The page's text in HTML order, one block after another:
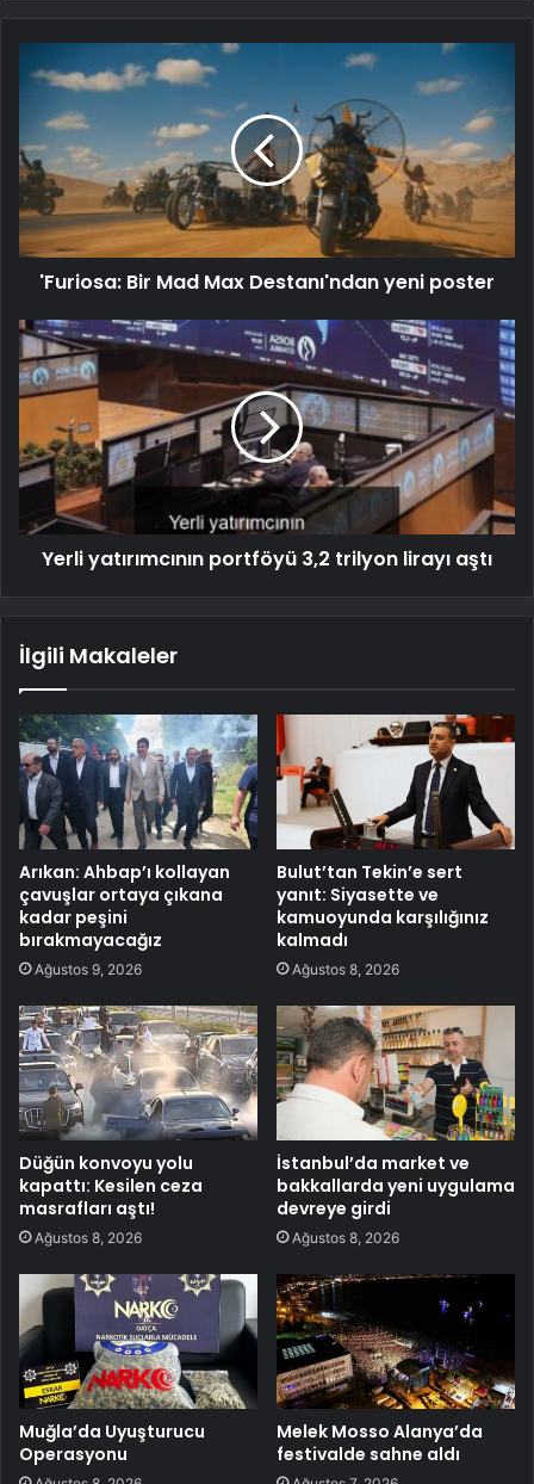
'Furiosa: Bir Mad Max Destanı'ndan yeni poster
Yerli yatırımcının portföyü 3,2 trilyon lirayı aştı
İlgili Makaleler
Arıkan: Ahbap’ı kollayan
çavuşlar ortaya çıkana
kadar peşini
bırakmayacağız
Ağustos 9, 2026
Bulut’tan Tekin’e sert
yanıt: Siyasette ve
kamuoyunda karşılığınız
kalmadı
Ağustos 8, 2026
Düğün konvoyu yolu
kapattı: Kesilen ceza
masrafları aştı!
Ağustos 8, 2026
İstanbul’da market ve
bakkallarda yeni uygulama
devreye girdi
Ağustos 8, 2026
Muğla’da Uyuşturucu
Operasyonu
Melek Mosso Alanya’da
festivalde sahne aldı